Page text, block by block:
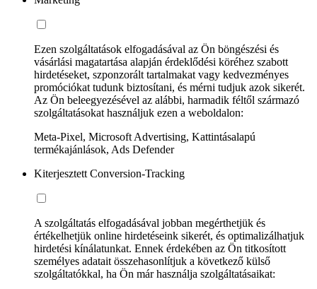
Ezen szolgáltatások elfogadásával az Ön böngészési és
vásárlási magatartása alapján érdeklődési köréhez szabott
hirdetéseket, szponzorált tartalmakat vagy kedvezményes
promóciókat tudunk biztosítani, és mérni tudjuk azok sikerét.
Az Ön beleegyezésével az alábbi, harmadik féltől származó
szolgáltatásokat használjuk ezen a weboldalon:
Meta-Pixel, Microsoft Advertising, Kattintásalapú
termékajánlások, Ads Defender
Kiterjesztett Conversion-Tracking
A szolgáltatás elfogadásával jobban megérthetjük és
értékelhetjük online hirdetéseink sikerét, és optimalizálhatjuk
hirdetési kínálatunkat. Ennek érdekében az Ön titkosított
személyes adatait összehasonlítjuk a következő külső
szolgáltatókkal, ha Ön már használja szolgáltatásaikat: